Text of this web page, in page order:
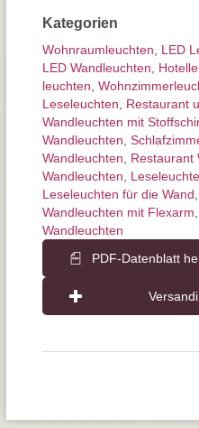
Kategorien
Wohnraum­leuchten LED
LED Wandleuchten
leuchten
Leseleuchten
Restaurant
Wandleuchten mit
Wandleuchten
Wandleuchten
Restaurant
Wandleuchten
Leseleuchten für die Wand
Wandleuchten mit Flexarm
Wandleuchten
PDF-Datenblatt